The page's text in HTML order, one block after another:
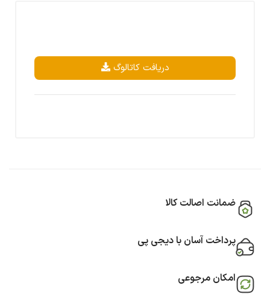
دریافت کاتالوگ
ضمانت اصالت کالا
پرداخت آسان با دیجی پی
امکان مرجوعی